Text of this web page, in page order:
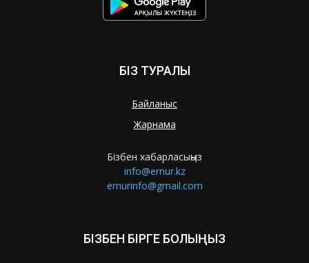
БІЗ ТУРАЛЫ
Байланыс
Жарнама
Бізбен хабарласыңыз
info@ernur.kz
ernurinfo@gmail.com
БІЗБЕН БІРГЕ БОЛЫҢЫЗ